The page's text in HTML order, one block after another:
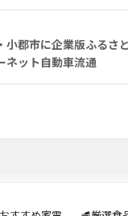
小郡市に企業版ふるさ
ネット自動車流通